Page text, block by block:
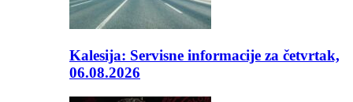
Kalesija: Servisne informacije za četvrtak,
06.08.2026